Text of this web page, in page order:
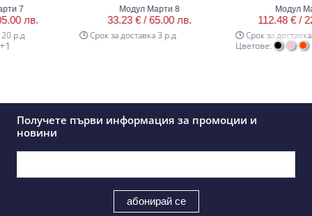
7
лв.
Модул Марти 8
33.23 € /65.00 лв.
Срок за доставка 3 р.д
Модул
112.48 € /
Срок за доставка 20
Цветове:
+1
Получете първи информация за промоции и
новини